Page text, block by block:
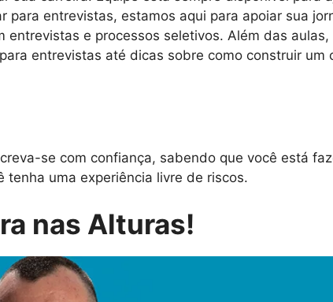
entrevistas, estamos aqui para apoiar sua
e processos seletivos. Além das aulas,
entrevistas até dicas sobre como construir um
se com confiança, sabendo que você está
uma experiência livre de riscos.
nas Alturas!